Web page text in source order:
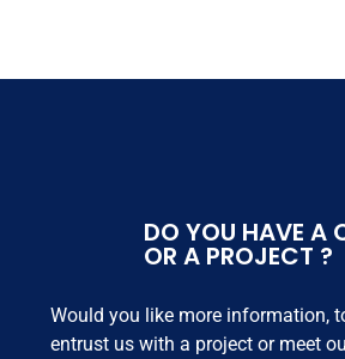
DO YOU HAVE A
OR A PROJECT ?
Would you like more information,
entrust us with a project or meet